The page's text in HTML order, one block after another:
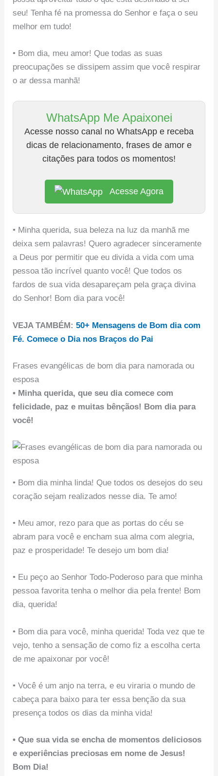
seu! Tenha fé na promessa do Senhor e faça o seu
melhor em tudo!
• Bom dia, meu amor! Que todas as suas
preocupações se dissipem assim que você respirar
o ar dessa manhã!
WhatsApp Me Apaixonei
Acesse nosso canal no WhatsApp e receba
dicas de relacionamento, frases de amor e
citações para todos os momentos!
Acesse Agora
• Minha querida, sua beleza na luz da manhã me
deixa sem palavras! Quero agradecer sinceramente
a Deus por permitir que eu divida a vida com uma
pessoa tão incrível quanto você! Que todos os
fardos de sua vida desapareçam pela graça divina
do Senhor! Bom dia para você!
VEJA TAMBÉM:50+ Mensagens de Bom dia com
Fé. Comece o Dia nos Braços do Pai
Frases evangélicas de bom dia para namorada ou
esposa
• Minha querida, que seu dia comece com
felicidade, paz e muitas bênçãos! Bom dia para
você!
• Bom dia minha linda! Que todos os desejos do seu
coração sejam realizados nesse dia. Te amo!
• Meu amor, rezo para que as portas do céu se
abram para você e encham sua alma com alegria,
paz e prosperidade! Te desejo um bom dia!
• Eu peço ao Senhor Todo-Poderoso para que minha
pessoa favorita tenha o melhor dia pela frente! Bom
dia, querida!
• Bom dia para você, minha querida! Toda vez que te
vejo, tenho a sensação de como fiz a escolha certa
de me apaixonar por você!
• Você é um anjo na terra, e eu viraria o mundo de
cabeça para baixo para ter essa benção da sua
presença todos os dias da minha vida!
• Que sua vida se encha de momentos deliciosos
e experiências preciosas em nome de Jesus!
Bom Dia!